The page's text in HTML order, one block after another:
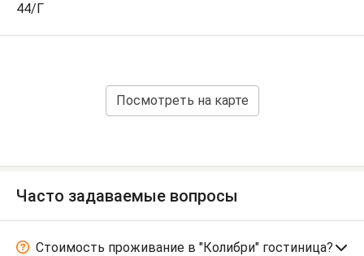
44/Г
Посмотреть на карте
Часто задаваемые вопросы
Стоимость проживание в "Колибри" гостиница?